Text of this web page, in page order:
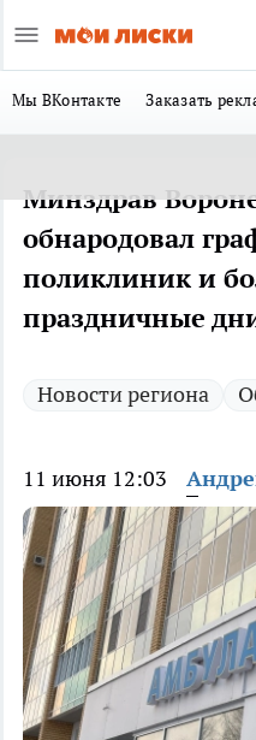
Мы ВКонтакте Заказать
Минздрав
обнародовал
поликлиник и
праздничные
Новости региона
11 июня 12:03